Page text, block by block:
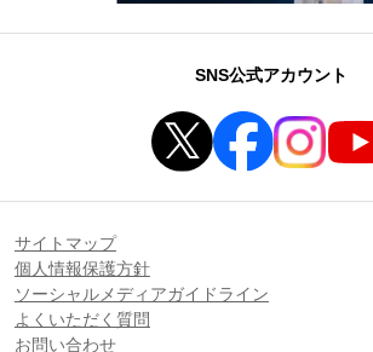
SNS公式アカウント
サイトマップ
個人情報保護方針
ソーシャルメディアガイドライン
よくいただく質問
お問い合わせ